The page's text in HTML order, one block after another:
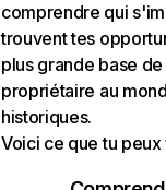
comprendre qui
trouvent tes
plus grande base
propriétaire au
historiques.
Voici ce que tu